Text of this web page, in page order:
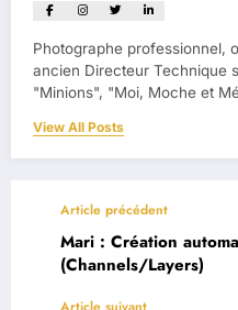
Photographe professionnel,
ancien Directeur Technique
"Minions", "Moi, Moche et
View All Posts
Article précédent
Mari : Création
(Channels/Layers)